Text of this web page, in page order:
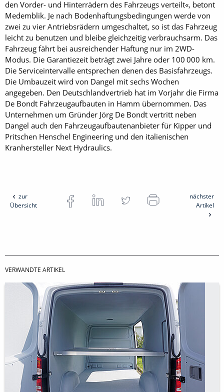
den Vorder- und Hinterrädern des Fahrzeugs verteilt«, betont
Medemblik. Je nach Bodenhaftungsbedingungen werde von
zwei zu vier Antriebsrädern umgeschaltet, so ist das Fahrzeug
leicht zu benutzen und bleibe gleichzeitig verbrauchsarm. Das
Fahrzeug fährt bei ausreichender Haftung nur im 2WD-
Modus. Die Garantiezeit beträgt zwei Jahre oder 100 000 km.
Die Service­intervalle entsprechen denen des Basisfahrzeugs.
Die Umbauzeit wird von Dangel mit sechs Wochen
angegeben. Den Deutschlandvertrieb hat im Vorjahr die Firma
De Bondt Fahrzeugaufbauten in Hamm übernommen. Das
Unternehmen um Gründer Jörg De Bondt vertritt neben
Dangel auch den Fahrzeugaufbautenanbieter für Kipper und
Pritschen Henschel Engineering und den italienischen
Kranhersteller Next Hydraulics.
zur
Übersicht
nächster
Artikel
VERWANDTE ARTIKEL